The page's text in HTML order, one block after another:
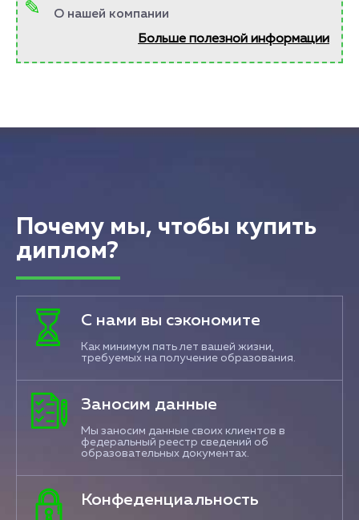
О нашей компании
Больше полезной информации
Почему мы, чтобы купить
диплом?
С нами вы сэкономите
Как минимум пять лет вашей жизни,
требуемых на получение образования.
Заносим данные
Мы заносим данные своих клиентов в
федеральный реестр сведений об
образовательных документах.
Конфеденциальность